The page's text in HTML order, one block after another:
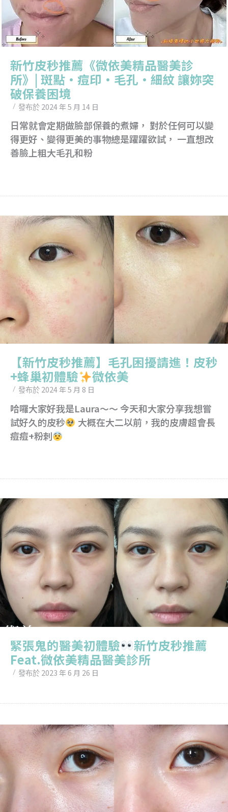
新竹皮秒推薦《微依美精品醫美診
所》| 斑點•痘印•毛孔•細紋 讓妳突
破保養困境
發布於 2024 年 5 月 14 日
日常就會定期做臉部保養的煮婦， 對於任何可以變
得更好、變得更美的事物總是躍躍欲試， 一直想改
善臉上粗大毛孔和粉
【新竹皮秒推薦】毛孔困擾請進！皮秒
+蜂巢初體驗
微依美
發布於 2024 年 5 月 8 日
哈囉大家好我是Laura～～ 今天和大家分享我想嘗
試好久的皮秒
大概在大二以前，我的皮膚超會長
痘痘+粉刺
緊張鬼的醫美初體驗
新竹皮秒推薦
Feat.微依美精品醫美診所
發布於 2023 年 6 月 26 日